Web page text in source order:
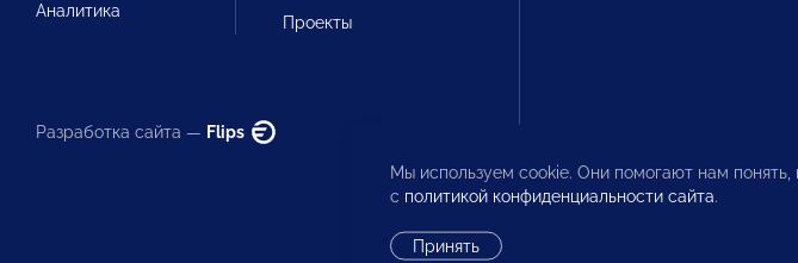
Аналитика
Проекты
Разработка сайта — Flips
Мы используем cookie. Они помогают нам понять,
с политикой конфиденциальности сайта.
Принять